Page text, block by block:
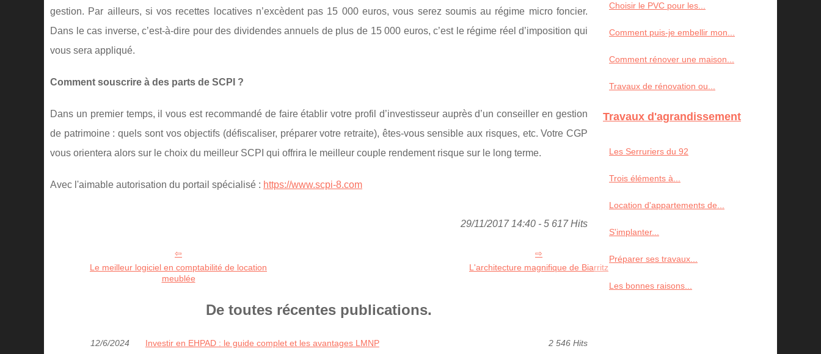
gestion. Par ailleurs, si vos recettes locatives n’excèdent pas 15 000 euros, vous serez soumis au régime micro foncier.
Dans le cas inverse, c’est-à-dire pour des dividendes annuels de plus de 15 000 euros, c’est le régime réel d’imposition qui
vous sera appliqué.
Comment souscrire à des parts de SCPI ?
Dans un premier temps, il vous est recommandé de faire établir votre profil d’investisseur auprès d’un conseiller en gestion
de patrimoine : quels sont vos objectifs (défiscaliser, préparer votre retraite), êtes-vous sensible aux risques, etc. Votre CGP
vous orientera alors sur le choix du meilleur SCPI qui offrira le meilleur couple rendement risque sur le long terme.
Avec l'aimable autorisation du portail spécialisé : https://www.scpi-8.com
29/11/2017 14:40 - 5 617 Hits
Le meilleur logiciel en comptabilité de location
meublée
L'architecture magnifique de Biarritz
De toutes récentes publications.
12/6/2024 Investir en EHPAD : le guide complet et les avantages LMNP 2 546 Hits
Choisir le PVC pour les...
Comment puis-je embellir mon...
Comment rénover une maison...
Travaux de rénovation ou...
Travaux d'agrandissement
Les Serruriers du 92
Trois éléments à...
Location d'appartements de...
S'implanter...
Préparer ses travaux...
Les bonnes raisons...